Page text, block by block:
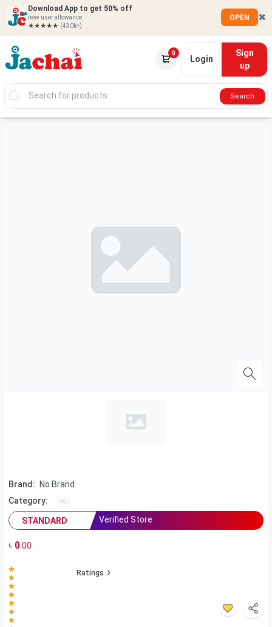
Download App to get 50% off
new user allowance
★★★★★ (430k+)
OPEN ✖
0
Login
Sign
up
Search
Brand:
No Brand
Category:
STANDARD
Verified Store
৳ 0.00
Ratings